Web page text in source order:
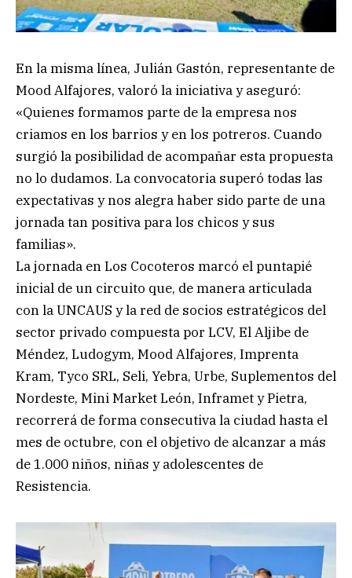
En la misma línea, Julián Gastón, representante de
Mood Alfajores, valoró la iniciativa y aseguró:
«Quienes formamos parte de la empresa nos
criamos en los barrios y en los potreros. Cuando
surgió la posibilidad de acompañar esta propuesta
no lo dudamos. La convocatoria superó todas las
expectativas y nos alegra haber sido parte de una
jornada tan positiva para los chicos y sus
familias».
La jornada en Los Cocoteros marcó el puntapié
inicial de un circuito que, de manera articulada
con la UNCAUS y la red de socios estratégicos del
sector privado compuesta por LCV, El Aljibe de
Méndez, Ludogym, Mood Alfajores, Imprenta
Kram, Tyco SRL, Seli, Yebra, Urbe, Suplementos del
Nordeste, Mini Market León, Inframet y Pietra,
recorrerá de forma consecutiva la ciudad hasta el
mes de octubre, con el objetivo de alcanzar a más
de 1.000 niños, niñas y adolescentes de
Resistencia.